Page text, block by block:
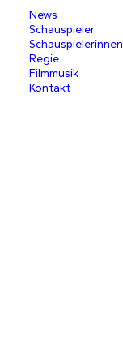
News
Schauspieler
Schauspielerinnen
Regie
Filmmusik
Kontakt